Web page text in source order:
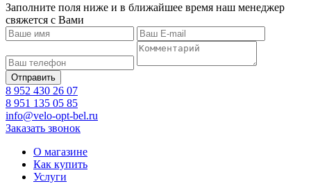
Заполните поля ниже и в ближайшее время наш менеджер
свяжется с Вами
8 952 430 26 07
8 951 135 05 85
info@velo-opt-bel.ru
Заказать звонок
О магазине
Как купить
Услуги